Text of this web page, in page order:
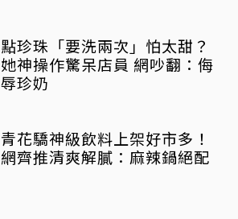
點珍珠「要洗兩次」怕太甜？
她神操作驚呆店員 網吵翻：侮
辱珍奶
青花驕神級飲料上架好市多！
網齊推清爽解膩：麻辣鍋絕配